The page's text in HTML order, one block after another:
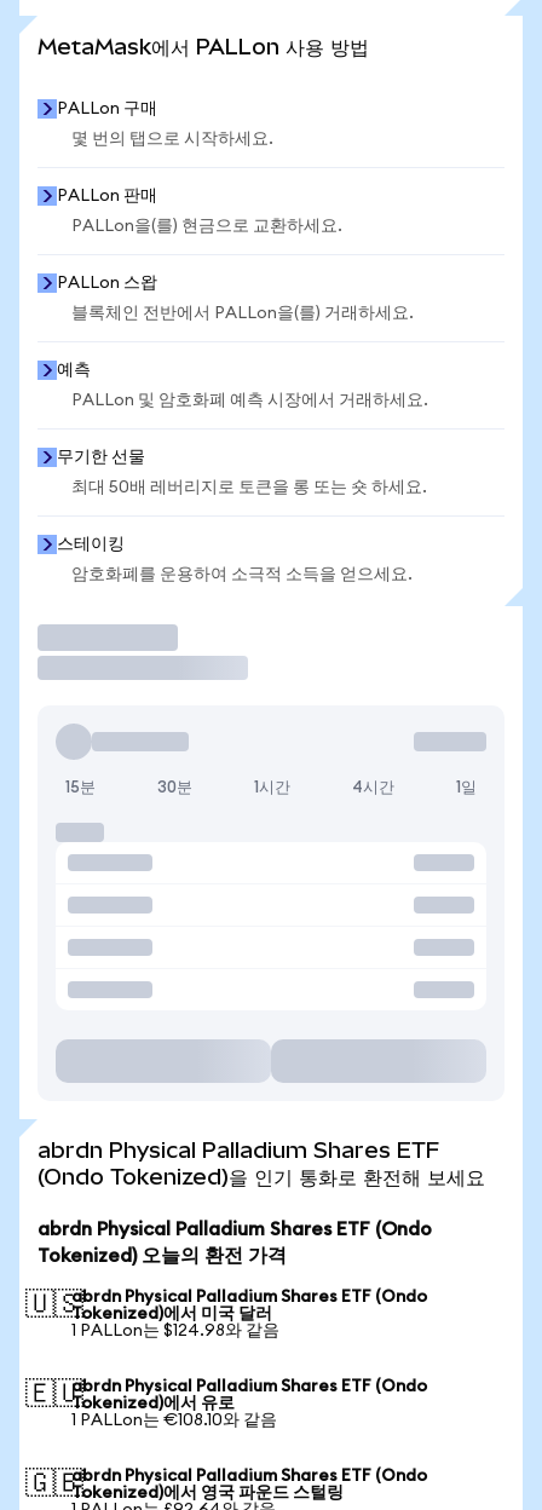
MetaMask에서 PALLon 사용 방법
PALLon 구매
몇 번의 탭으로 시작하세요.
PALLon 판매
PALLon을(를) 현금으로 교환하세요.
PALLon 스왑
블록체인 전반에서 PALLon을(를) 거래하세요.
예측
PALLon 및 암호화폐 예측 시장에서 거래하세요.
무기한 선물
최대 50배 레버리지로 토큰을 롱 또는 숏 하세요.
스테이킹
암호화폐를 운용하여 소극적 소득을 얻으세요.
15분 30분 1시간 4시간 1일
abrdn Physical Palladium Shares ETF
(Ondo Tokenized)을 인기 통화로 환전해 보세요
abrdn Physical Palladium Shares ETF (Ondo
Tokenized) 오늘의 환전 가격
🇺🇸abrdn Physical Palladium Shares ETF (Ondo
Tokenized)에서 미국 달러
1 PALLon는 $124.98와 같음
🇪🇺abrdn Physical Palladium Shares ETF (Ondo
Tokenized)에서 유로
1 PALLon는 €108.10와 같음
🇬🇧abrdn Physical Palladium Shares ETF (Ondo
Tokenized)에서 영국 파운드 스털링